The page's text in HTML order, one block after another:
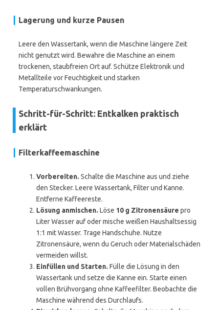
Lagerung und kurze Pausen
Leere den Wassertank, wenn die Maschine längere Zeit
nicht genutzt wird. Bewahre die Maschine an einem
trockenen, staubfreien Ort auf. Schütze Elektronik und
Metallteile vor Feuchtigkeit und starken
Temperaturschwankungen.
Schritt-für-Schritt: Entkalken praktisch
erklärt
Filterkaffeemaschine
Vorbereiten. Schalte die Maschine aus und ziehe
den Stecker. Leere Wassertank, Filter und Kanne.
Entferne Kaffeereste.
Lösung anmischen. Löse 10 g Zitronensäure pro
Liter Wasser auf oder mische weißen Haushaltsessig
1:1 mit Wasser. Trage Handschuhe. Nutze
Zitronensäure, wenn du Geruch oder Materialschäden
vermeiden willst.
Einfüllen und Starten. Fülle die Lösung in den
Wassertank und setze die Kanne ein. Starte einen
vollen Brühvorgang ohne Kaffeefilter. Beobachte die
Maschine während des Durchlaufs.